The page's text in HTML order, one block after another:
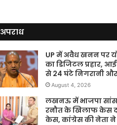
अपराध
UP में अवैध खनन पर
का डिजिटल प्रहार,
से 24 घंटे निगरानी
August 4, 2026
लखनऊ में भाजपा
रनौत के खिलाफ केस
केस, कांग्रेस की नेता ने